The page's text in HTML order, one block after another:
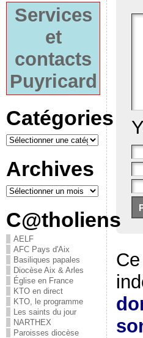
Services
et
contacts
Puyricard
Catégories
Archives
C@tholiens
AELF
AFC Pays d'Aix
Basiliques papales
Diocèse Aix & Arles
Église en France
KTO en direct
KTO, le programme
Les saints du jour
NARTHEX
Paroisses diocèse